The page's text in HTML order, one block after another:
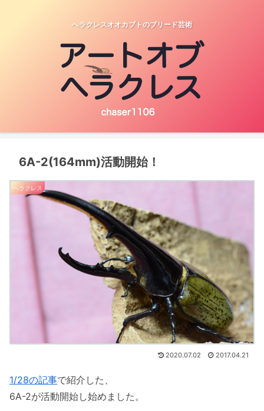
へラクレスオオカブトのブリード芸術
6A-2(164mm)活動開始！
ヘラクレス
2020.07.02 2017.04.21
1/28の記事で紹介した、
6A-2が活動開始し始めました。